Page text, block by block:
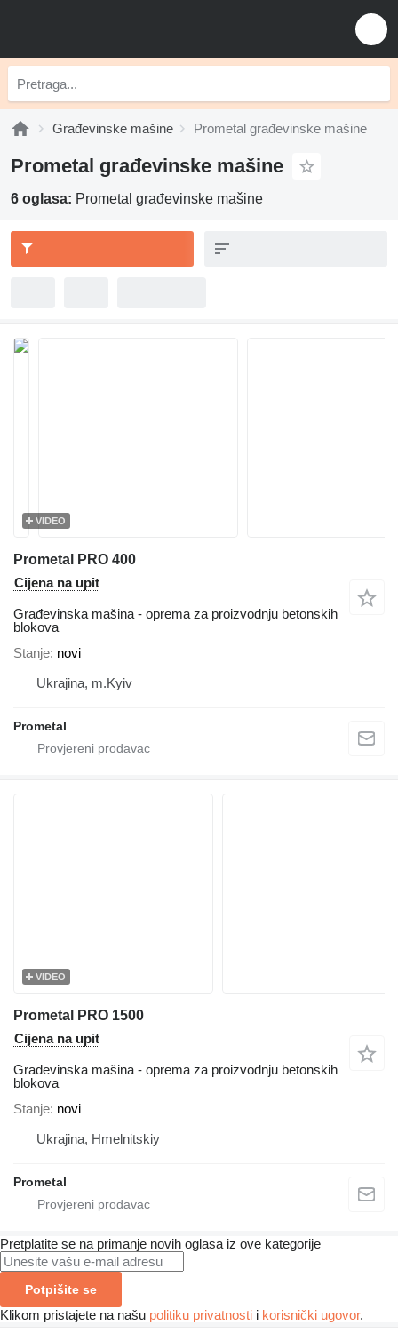
Građevinske mašine Prometal građevinske mašine
Prometal građevinske mašine
6 oglasa: Prometal građevinske mašine
VIDEO
Prometal PRO 400
Cijena na upit
Građevinska mašina - oprema za proizvodnju betonskih
blokova
Stanje novi
Ukrajina, m.Kyiv
Prometal
VIDEO
Prometal PRO 1500
Cijena na upit
Građevinska mašina - oprema za proizvodnju betonskih
blokova
Stanje novi
Ukrajina, Hmelnitskiy
Prometal
Pretplatite se na primanje novih oglasa iz ove kategorije
Potpišite se
Klikom pristajete na našu politiku privatnosti i korisnički ugovor.